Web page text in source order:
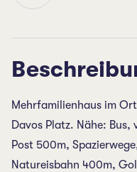
Mehrfamilienhaus im
Davos Platz. Nähe:
Post 500m,
Natureisbahn 400m,